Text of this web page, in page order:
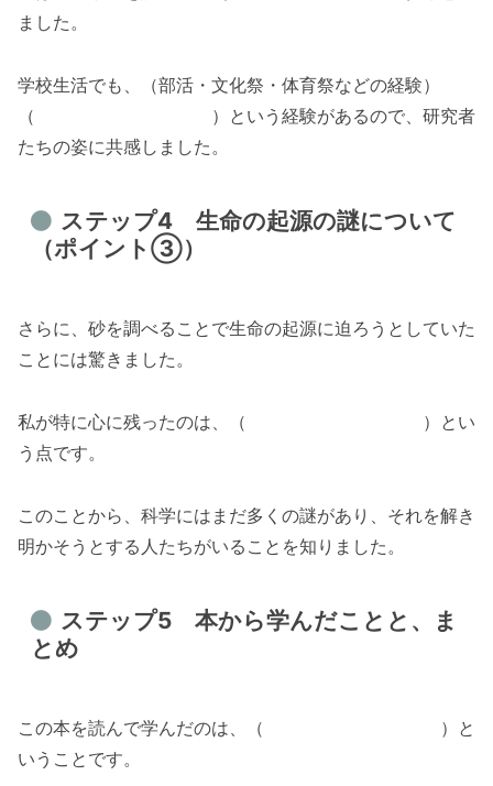
ました。
学校生活でも、（部活・文化祭・体育祭などの経験）
（ ）という経験があるので、研究者
たちの姿に共感しました。
ステップ4 生命の起源の謎について
（ポイント③）
さらに、砂を調べることで生命の起源に迫ろうとしていた
ことには驚きました。
私が特に心に残ったのは、（ ）とい
う点です。
このことから、科学にはまだ多くの謎があり、それを解き
明かそうとする人たちがいることを知りました。
ステップ5 本から学んだことと、ま
とめ
この本を読んで学んだのは、（ ）と
いうことです。